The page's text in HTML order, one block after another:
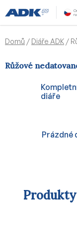
na
obsah
Domů / Diáře ADK /
Růžové
diáře
Prázdné